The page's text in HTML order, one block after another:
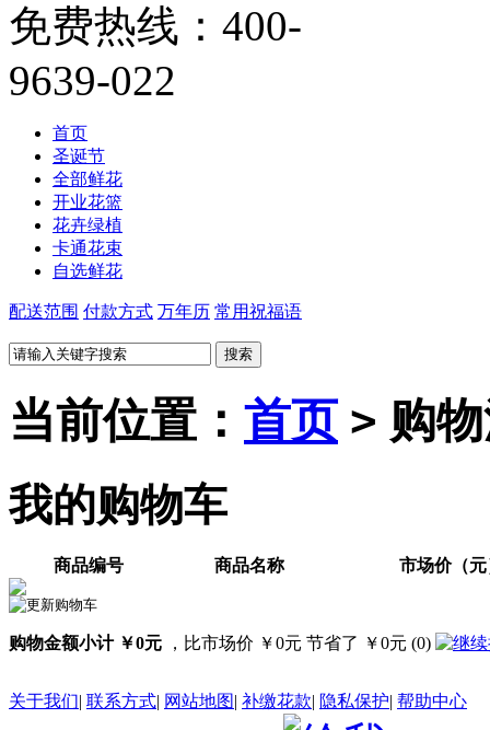
首页
圣诞节
全部鲜花
开业花篮
花卉绿植
卡通花束
自选鲜花
配送范围 付款方式 万年历 常用祝福语
当前位置： 首页 > 购
我的购物车
商品编号 商品名称 市场价（元
购物金额小计 ￥0元 ，比市场价 ￥0元 节省了 ￥0元 (0)
关于我们| 联系方式| 网站地图| 补缴花款| 隐私保护| 帮助中心